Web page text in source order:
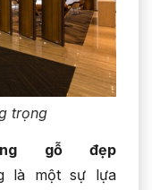
trọng
gỗ đẹp
là một sự lựa